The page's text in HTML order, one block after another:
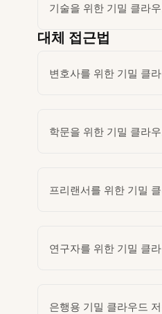
기술을 위한 기밀 클라
대체 접근법
변호사를 위한 기밀 클
학문을 위한 기밀 클라
프리랜서를 위한 기밀
연구자를 위한 기밀 클
은행용 기밀 클라우드